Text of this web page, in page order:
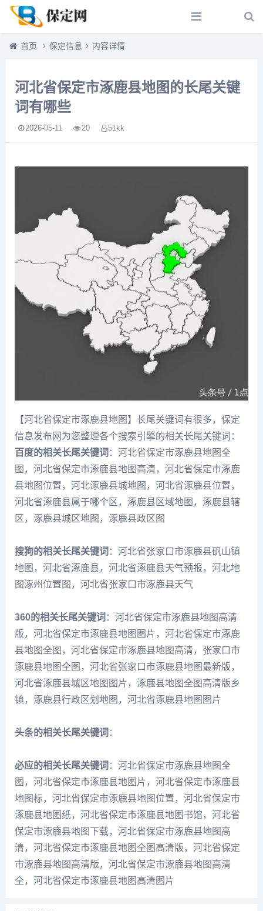
首页 保定信息 内容详情
河北省保定市涿鹿县地图的长尾关键
词有哪些
2026-05-11 20 51kk
【河北省保定市涿鹿县地图】长尾关键词有很多，保定
信息发布网为您整理各个搜索引擎的相关长尾关键词：
百度的相关长尾关键词 ：河北省保定市涿鹿县地图全
图，河北省保定市涿鹿县地图高清，河北省保定市涿鹿
县地图位置，河北涿鹿县城地图，河北省涿鹿县位置，
河北省涿鹿县属于哪个区，涿鹿县区域地图，涿鹿县辖
区，涿鹿县城区地图，涿鹿县政区图
搜狗的相关长尾关键词 ：河北省张家口市涿鹿县矾山镇
地图，河北省涿鹿县，河北省涿鹿县天气预报，河北地
图涿州位置图，河北省张家口市涿鹿县天气
360的相关长尾关键词 ：河北省保定市涿鹿县地图高清
版，河北省保定市涿鹿县地图图片，河北省保定市涿鹿
县地图全图，河北省保定市涿鹿县地图高清，张家口市
涿鹿县地图全图，河北省张家口市涿鹿县地图最新版，
河北省涿鹿县城区地图图片，涿鹿县地图全图高清版乡
镇，涿鹿县行政区划地图，河北省涿鹿县地图图片
头条的相关长尾关键词 ：
必应的相关长尾关键词 ：河北省保定市涿鹿县地图全
图，河北省保定市涿鹿县地图片，河北省保定市涿鹿县
地图标，河北省保定市涿鹿县地图位置，河北省保定市
涿鹿县地图纸，河北省保定市涿鹿县地图书馆，河北省
保定市涿鹿县地图下载，河北省保定市涿鹿县地图高
清，河北省保定市涿鹿县地图全图高清版，河北省保定
市涿鹿县地图高清版，河北省保定市涿鹿县地图高清
全，河北省保定市涿鹿县地图高清图片